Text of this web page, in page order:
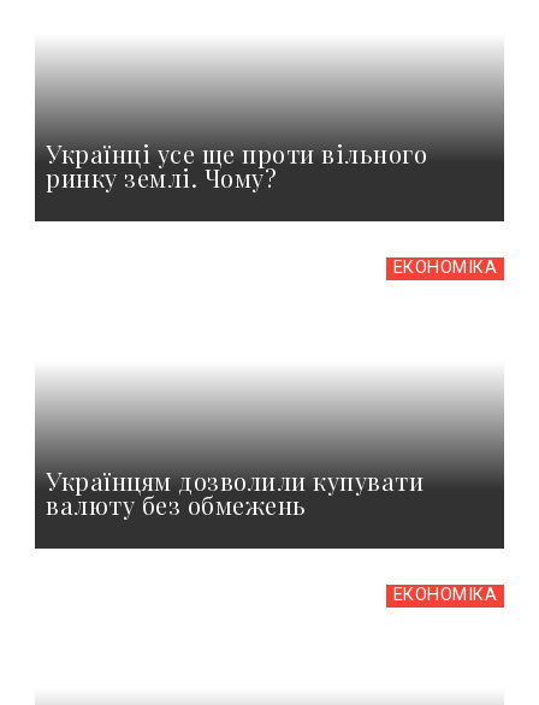
Українці усе ще проти вільного
ринку землі. Чому?
ЕКОНОМІКА
Українцям дозволили купувати
валюту без обмежень
ЕКОНОМІКА